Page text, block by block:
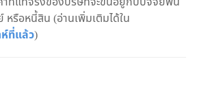
หรือหนี้สิน (อ่านเพิ่มเติมได้ใน
ห์ที่แล้ว)